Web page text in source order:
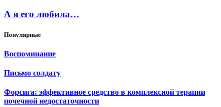
А я его любила…
Популярные
Воспоминание
Письмо солдату
Форсига: эффективное средство в комплексной терапии
почечной недостаточности